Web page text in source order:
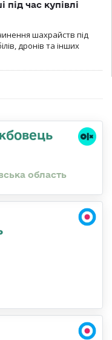
під час купівлі
шахрайств під
дронів та інших
область